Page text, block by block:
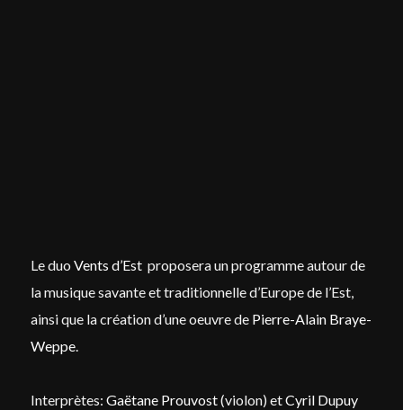
Le duoVents d’Est proposera un programme autour de
la musique savante et traditionnelle d’Europe de l’Est,
ainsi que la création d’une oeuvre de Pierre-Alain Braye-
Weppe.
Interprètes:Gaëtane Prouvost(violon) etCyril Dupuy